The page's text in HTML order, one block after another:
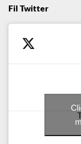
Fil Twitter